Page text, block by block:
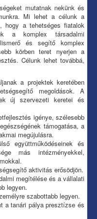
mutatnak nekünk és
Mi lehet a célunk a
hogy a tehetséges fiatalok
a komplex társadalmi
és segítő komplex
körben teret nyerjen a
Célunk lehet továbbá,
a projektek keretében
megoldások. A
új szervezeti keretei és
igénye, szélesebb
támogatása, a
megújulásra.
együttműködéseinek és
más intézményekkel,
aktivitás erősödjön.
megítélése és a vállalati
legyen.
szabottabb legyen.
a tanári pálya presztízse és